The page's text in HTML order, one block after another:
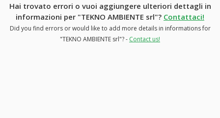
Hai trovato errori o vuoi aggiungere ulteriori dettagli in
informazioni per "TEKNO AMBIENTE srl"? Contattaci!
Did you find errors or would like to add more details in informations for
"TEKNO AMBIENTE srl"? - Contact us!